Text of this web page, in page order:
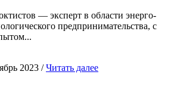
— эксперт в области энерго-
предпринимательства, с
2023 /Читать далее